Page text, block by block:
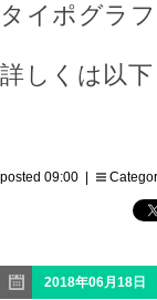
タイポグラ
詳しくは以下
posted 09:00 |
2018年06月18日